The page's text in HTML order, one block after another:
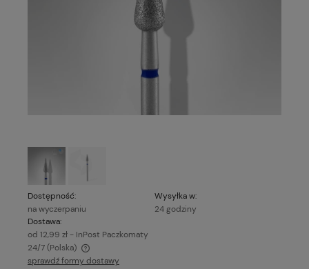
Dostępność:
na wyczerpaniu
Wysyłka w:
24 godziny
Dostawa:
od 12,99 zł - InPost Paczkomaty
24/7(Polska)
Cena nie zawiera ewentualnych kosztów płatności
sprawdź formy dostawy